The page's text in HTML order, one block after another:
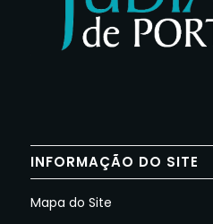
INFORMAÇÃO DO SITE
Mapa do Site